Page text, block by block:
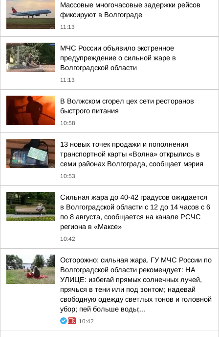
Массовые многочасовые задержки рейсов
фиксируют в Волгограде
11:13
МЧС России объявило экстренное
предупреждение о сильной жаре в
Волгоградской области
11:13
В Волжском сгорел цех сети ресторанов
быстрого питания
10:58
13 новых точек продажи и пополнения
транспортной карты «Волна» открылись в
семи районах Волгограда, сообщает мэрия
10:53
Сильная жара до 40-42 градусов ожидается
в Волгоградской области с 12 до 14 часов с 6
по 8 августа, сообщается на канале РСЧС
региона в «Максе»
10:42
Осторожно: сильная жара. ГУ МЧС России по
Волгоградской области рекомендует: НА
УЛИЦЕ: избегай прямых солнечных лучей,
прячься в тени или под зонтом; надевай
свободную одежду светлых тонов и головной
убор; пей больше воды;...
10:42